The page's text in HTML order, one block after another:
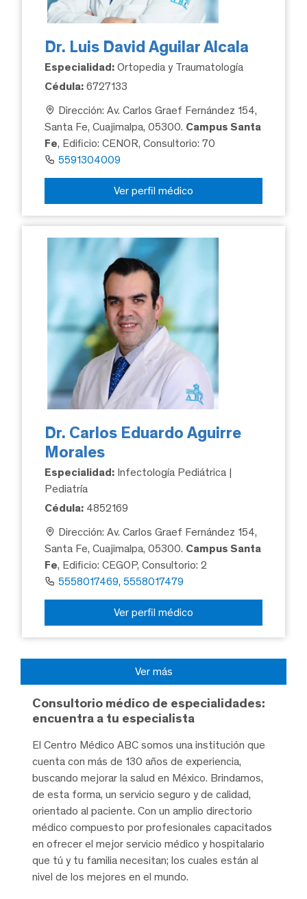
Dr. Luis David Aguilar Alcala
Especialidad: Ortopedia y Traumatología
Cédula: 6727133
Dirección: Av. Carlos Graef Fernández 154,
Santa Fe, Cuajimalpa, 05300. Campus Santa
Fe, Edificio: CENOR, Consultorio: 70
5591304009
Ver perfil médico
Dr. Carlos Eduardo Aguirre
Morales
Especialidad: Infectología Pediátrica |
Pediatría
Cédula: 4852169
Dirección: Av. Carlos Graef Fernández 154,
Santa Fe, Cuajimalpa, 05300. Campus Santa
Fe, Edificio: CEGOP, Consultorio: 2
5558017469, 5558017479
Ver perfil médico
Ver más
Consultorio médico de especialidades:
encuentra a tu especialista
El Centro Médico ABC somos una institución que
cuenta con más de 130 años de experiencia,
buscando mejorar la salud en México. Brindamos,
de esta forma, un servicio seguro y de calidad,
orientado al paciente. Con un amplio directorio
médico compuesto por profesionales capacitados
en ofrecer el mejor servicio médico y hospitalario
que tú y tu familia necesitan; los cuales están al
nivel de los mejores en el mundo.